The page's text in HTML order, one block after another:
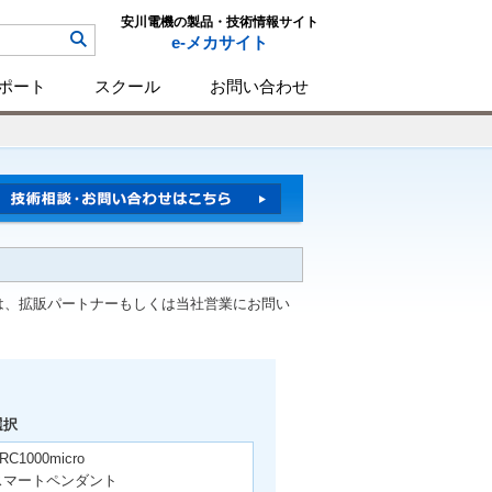
安川電機の製品・技術情報サイト
e-メカサイト
ート スクール お問い合わせ
拡販パートナーもしくは当社営業にお問い
択
マートペンダント